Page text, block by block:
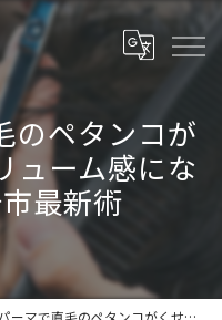
のペタンコが
ューム感にな
最新術